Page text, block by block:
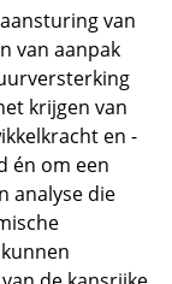
van
van aanpak
krijgen van
en -
én om een
analyse die